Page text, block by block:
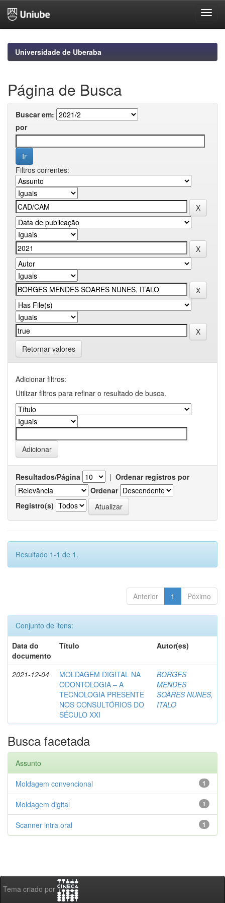
navigationUniversidade de Uberaba
Página de Busca
Buscar em:
por
Filtros correntes:
Retornar valores
Adicionar filtros:
Utilizar filtros para refinar o resultado de busca.
Resultados/Página | Ordenar registros por
Ordenar
Registro(s)
Resultado 1-1 de 1.
Anterior 1 Póximo
Conjunto de itens:
Data do
documento
Título Autor(es)
2021-12-04
MOLDAGEM DIGITAL NA
ODONTOLOGIA – A
TECNOLOGIA PRESENTE
NOS CONSULTÓRIOS DO
SÉCULO XXI
BORGES
MENDES
SOARES NUNES,
ITALO
Busca facetada
Assunto
1
Moldagem convencional
1
Moldagem digital
1
Scanner intra oral
Tema criado por